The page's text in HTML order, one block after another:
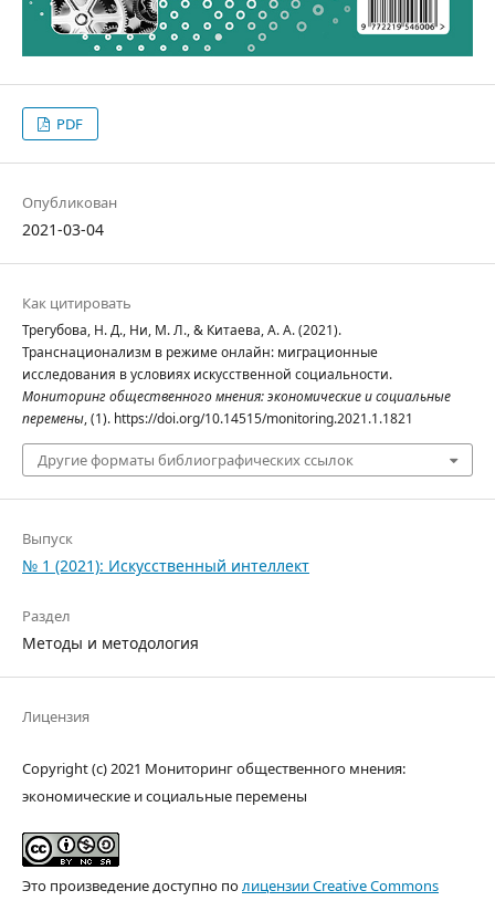
PDF
Опубликован
2021-03-04
Как цитировать
Трегубова, Н. Д., Ни, М. Л., & Китаева, А. А. (2021).
Транснационализм в режиме онлайн: миграционные
исследования в условиях искусственной социальности.
Мониторинг общественного мнения: экономические и социальные
перемены, (1). https://doi.org/10.14515/monitoring.2021.1.1821
Другие форматы библиографических ссылок
Выпуск
№ 1 (2021): Искусственный интеллект
Раздел
Методы и методология
Лицензия
Copyright (c) 2021 Мониторинг общественного мнения:
экономические и социальные перемены
Это произведение доступно полицензии Creative Commons